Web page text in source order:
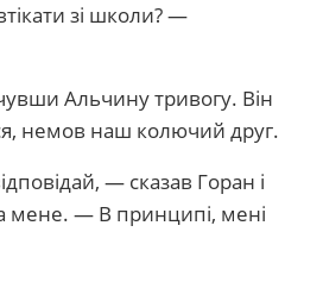
зі школи? —
Альчину тривогу. Він
немов наш колючий друг.
— сказав Горан і
мене. — В принципі, мені